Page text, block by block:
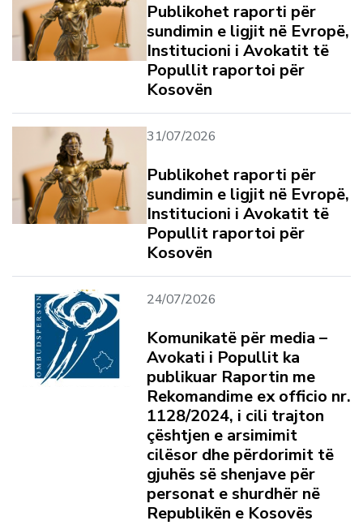
Publikohet raporti për
sundimin e ligjit në Evropë,
Institucioni i Avokatit të
Popullit raportoi për
Kosovën
31/07/2026
Publikohet raporti për
sundimin e ligjit në Evropë,
Institucioni i Avokatit të
Popullit raportoi për
Kosovën
24/07/2026
Komunikatë për media –
Avokati i Popullit ka
publikuar Raportin me
Rekomandime ex officio nr.
1128/2024, i cili trajton
çështjen e arsimimit
cilësor dhe përdorimit të
gjuhës së shenjave për
personat e shurdhër në
Republikën e Kosovës